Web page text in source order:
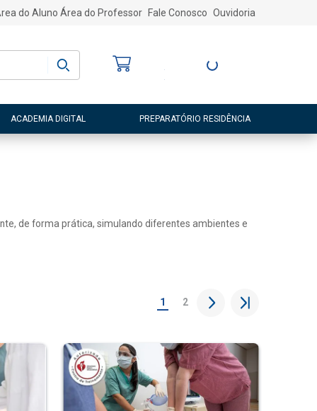
do Aluno Área do Professor Fale Conosco Ouvidoria
Entre ou Cadastre-
ACADEMIA DIGITAL PREPARATÓRIO RESIDÊNCIA
de forma prática, simulando diferentes ambientes e
1 2